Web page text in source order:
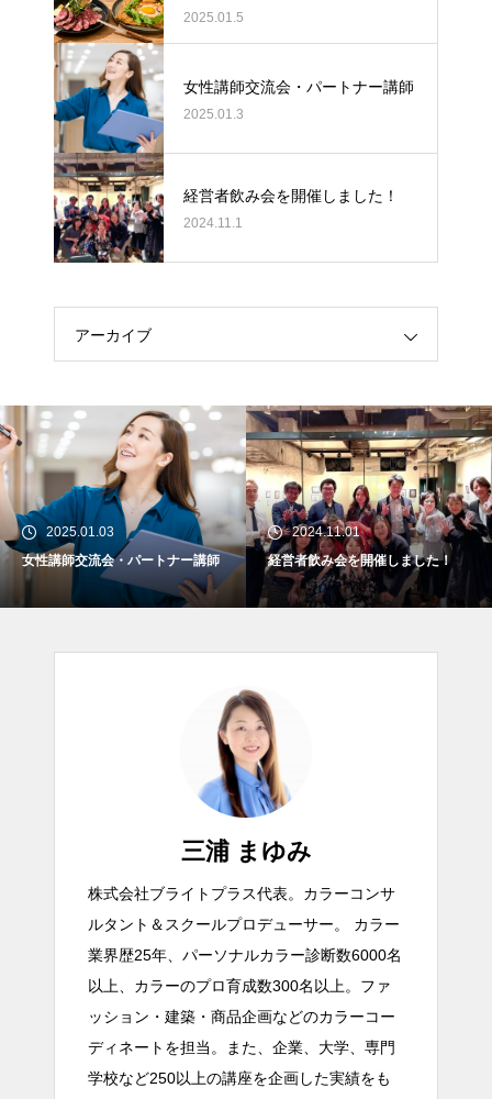
2025.01.5
女性講師交流会・パートナー講師
2025.01.3
経営者飲み会を開催しました！
2024.11.1
アーカイブ
2025.01.03
女性講師交流会・パートナー講師
2024.11.01
経営者飲み会を開催しました！
三浦 まゆみ
株式会社ブライトプラス代表。カラーコンサ
ルタント＆スクールプロデューサー。 カラー
業界歴25年、パーソナルカラー診断数6000名
以上、カラーのプロ育成数300名以上。ファ
ッション・建築・商品企画などのカラーコー
ディネートを担当。また、企業、大学、専門
学校など250以上の講座を企画した実績をも